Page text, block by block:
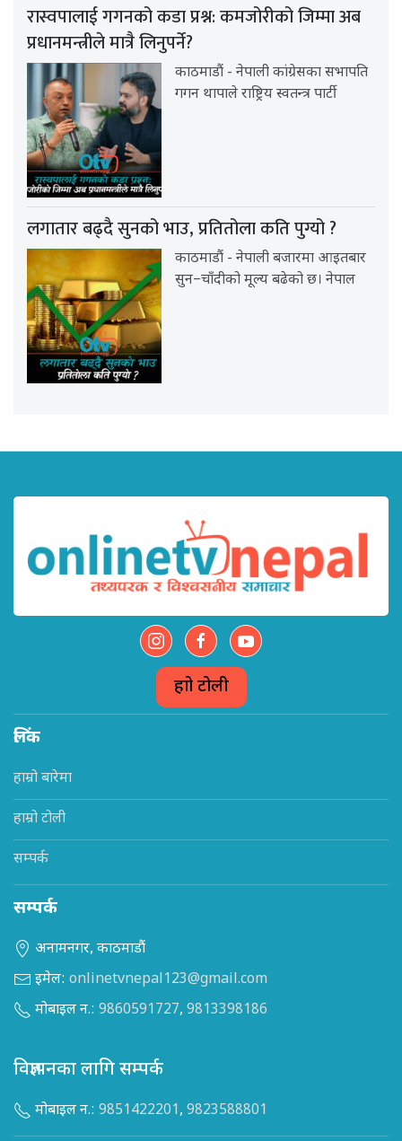
रास्वपालाई गगनको कडा प्रश्न: कमजोरीको जिम्मा अब
प्रधानमन्त्रीले मात्रै लिनुपर्ने?
काठमाडौं - नेपाली कांग्रेसका सभापति
गगन थापाले राष्ट्रिय स्वतन्त्र पार्टी
लगातार बढ्दै सुनको भाउ, प्रतितोला कति पुग्यो ?
काठमाडौं - नेपाली बजारमा आइतबार
सुन–चाँदीको मूल्य बढेको छ। नेपाल
हाम्रो टोली
लिंक
हाम्रो बारेमा
हाम्रो टोली
सम्पर्क
सम्पर्क
अनामनगर, काठमाडौं
इमेल: onlinetvnepal123@gmail.com
मोबाइल न.: 9860591727, 9813398186
विज्ञापनका लागि सम्पर्क
मोबाइल न.: 9851422201, 9823588801